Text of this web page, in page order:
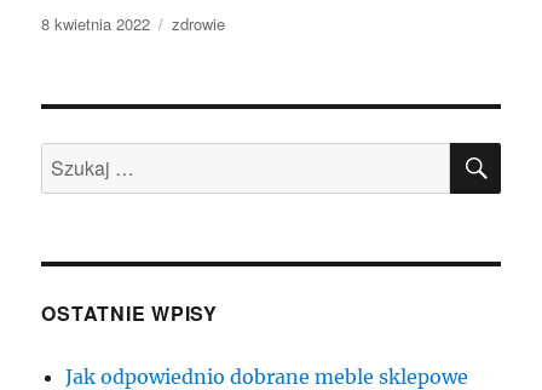
Data
8 kwietnia 2022 Kategorie
zdrowie
Szukaj:
OSTATNIE WPISY
Jak odpowiednio dobrane meble sklepowe